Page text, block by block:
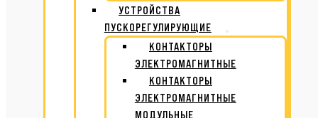
УСТРОЙСТВА
ПУСКОРЕГУЛИРУЮЩИЕ
КОНТАКТОРЫ
ЭЛЕКТРОМАГНИТНЫЕ
КОНТАКТОРЫ
ЭЛЕКТРОМАГНИТНЫЕ
МОДУЛЬНЫЕ